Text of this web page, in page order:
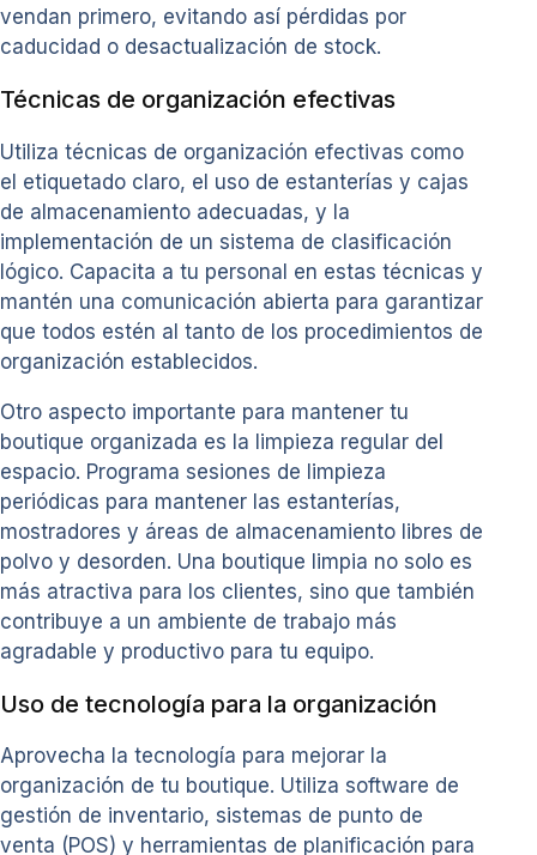
vendan primero, evitando así pérdidas por
caducidad o desactualización de stock.
Técnicas de organización efectivas
Utiliza técnicas de organización efectivas como
el etiquetado claro, el uso de estanterías y cajas
de almacenamiento adecuadas, y la
implementación de un sistema de clasificación
lógico. Capacita a tu personal en estas técnicas y
mantén una comunicación abierta para garantizar
que todos estén al tanto de los procedimientos de
organización establecidos.
Otro aspecto importante para mantener tu
boutique organizada es la limpieza regular del
espacio. Programa sesiones de limpieza
periódicas para mantener las estanterías,
mostradores y áreas de almacenamiento libres de
polvo y desorden. Una boutique limpia no solo es
más atractiva para los clientes, sino que también
contribuye a un ambiente de trabajo más
agradable y productivo para tu equipo.
Uso de tecnología para la organización
Aprovecha la tecnología para mejorar la
organización de tu boutique. Utiliza software de
gestión de inventario, sistemas de punto de
venta (POS) y herramientas de planificación para